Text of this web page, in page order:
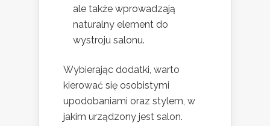
ale także wprowadzają
naturalny element do
wystroju salonu.
Wybierając dodatki, warto
kierować się osobistymi
upodobaniami oraz stylem, w
jakim urządzony jest salon.